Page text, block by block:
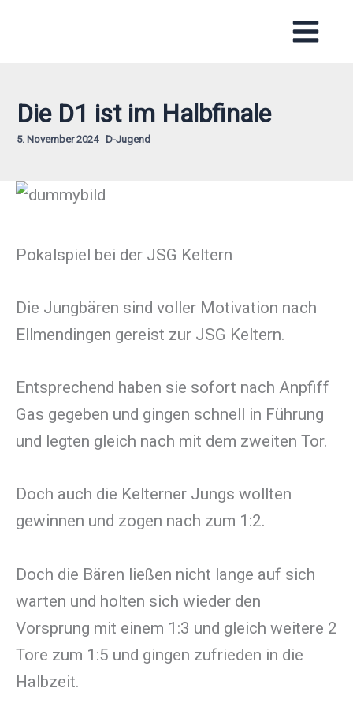
Die D1 ist im Halbfinale
5. November 2024 D-Jugend
Pokalspiel bei der JSG Keltern
Die Jungbären sind voller Motivation nach
Ellmendingen gereist zur JSG Keltern.
Entsprechend haben sie sofort nach Anpfiff
Gas gegeben und gingen schnell in Führung
und legten gleich nach mit dem zweiten Tor.
Doch auch die Kelterner Jungs wollten
gewinnen und zogen nach zum 1:2.
Doch die Bären ließen nicht lange auf sich
warten und holten sich wieder den
Vorsprung mit einem 1:3 und gleich weitere 2
Tore zum 1:5 und gingen zufrieden in die
Halbzeit.